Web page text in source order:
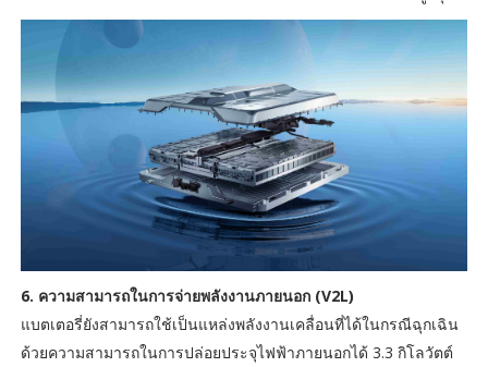
6. ความสามารถในการจ่ายพลังงานภายนอก (V2L)
แบตเตอรี่ยังสามารถใช้เป็นแหล่งพลังงานเคลื่อนที่ได้ในกรณีฉุกเฉิน
ด้วยความสามารถในการปล่อยประจุไฟฟ้าภายนอกได้ 3.3 กิโลวัตต์